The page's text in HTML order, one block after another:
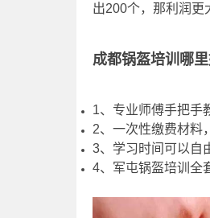
出200个，那利润更
成都锅盔培训哪
1、专业师傅手把手
2、一次性缴费材料
3、学习时间可以自
4、军屯锅盔培训全